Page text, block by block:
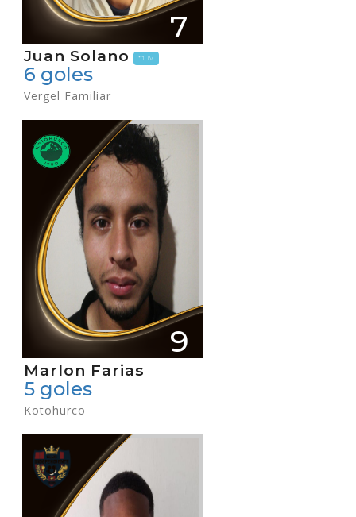
7
Juan Solano *JUV
6 goles
Vergel Familiar
9
Marlon Farias
5 goles
Kotohurco